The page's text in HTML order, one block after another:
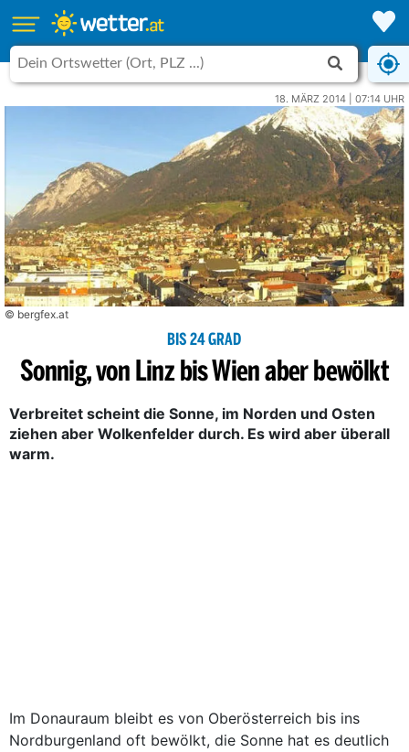
18. MÄRZ 2014 | 07:14 UHR
© bergfex.at
BIS 24 GRAD
Sonnig, von Linz bis Wien aber bewölkt
Verbreitet scheint die Sonne, im Norden und Osten
ziehen aber Wolkenfelder durch. Es wird aber überall
warm.
Im Donauraum bleibt es von Oberösterreich bis ins
Nordburgenland oft bewölkt, die Sonne hat es deutlich